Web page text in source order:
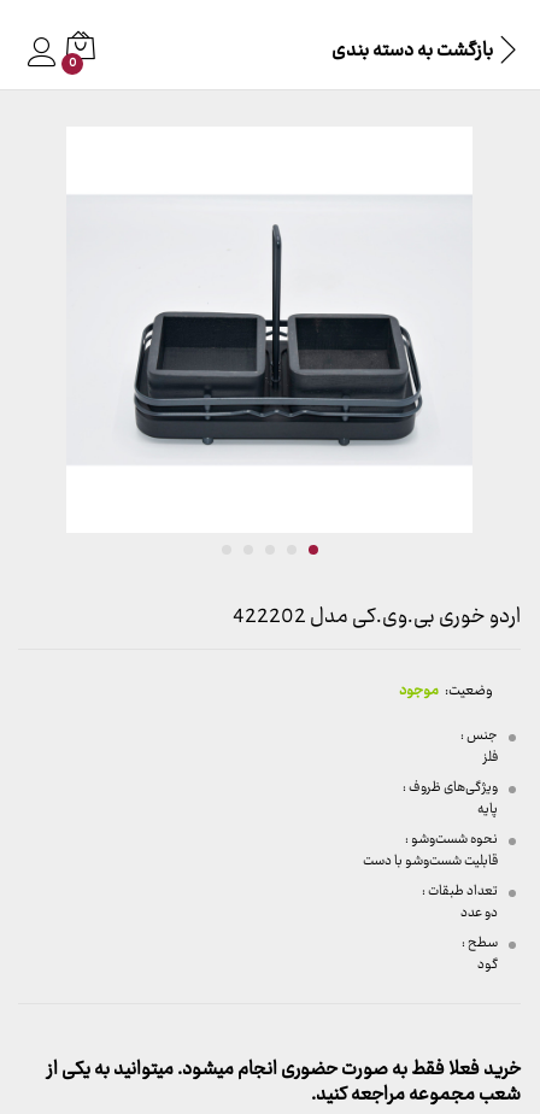
بازگشت بهدسته بندی 0
اردو خوری بی.وی.کی مدل 422202
وضعیت: موجود
جنس :
فلز
ویژگی‌های ظروف :
پایه
نحوه شست‌وشو :
قابلیت شست‌وشو با دست
تعداد طبقات :
دو عدد
سطح :
گود
خرید فعلا فقط به صورت حضوری انجام میشود. میتوانید به یکی از
شعب مجموعه مراجعه کنید.